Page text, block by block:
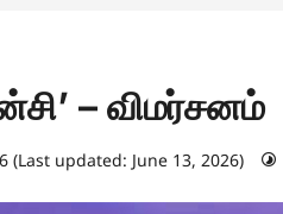
– விமர்சனம்
(Last updated: June 13, 2026)